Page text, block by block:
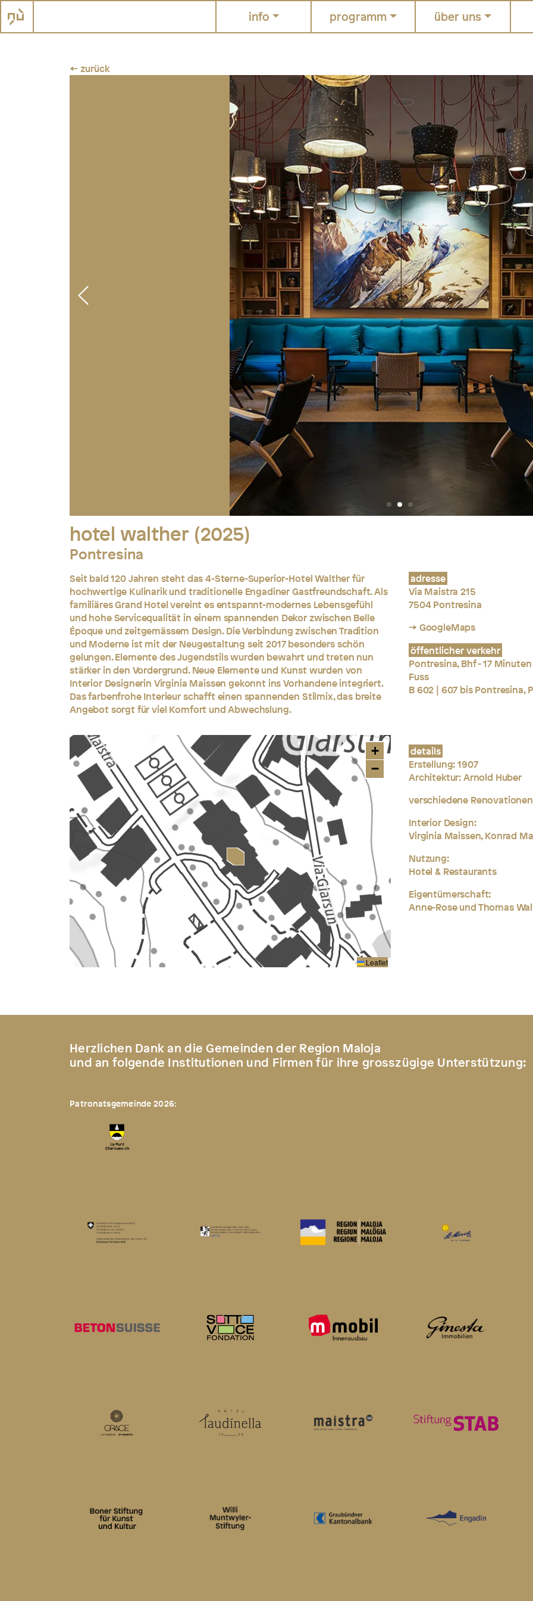
info programm über uns
← zurück
hotel walther (2025)
Pontresina
Seit bald 120 Jahren steht das 4-Sterne-Superior-Hotel Walther für
hochwertige Kulinarik und traditionelle Engadiner Gastfreundschaft. Als
familiäres Grand Hotel vereint es entspannt-modernes Lebensgefühl
und hohe Servicequalität in einem spannenden Dekor zwischen Belle
Époque und zeitgemässem Design. Die Verbindung zwischen Tradition
und Moderne ist mit der Neugestaltung seit 2017 besonders schön
gelungen. Elemente des Jugendstils wurden bewahrt und treten nun
stärker in den Vordergrund. Neue Elemente und Kunst wurden von
Interior Designerin Virginia Maissen gekonnt ins Vorhandene integriert.
Das farbenfrohe Interieur schafft einen spannenden Stilmix, das breite
Angebot sorgt für viel Komfort und Abwechslung.
adresse
Via Maistra 215
7504 Pontresina
→ GoogleMaps
öffentlicher verkehr
Pontresina, Bhf - 17
Fuss
B 602 | 607 bis Pontresina,
details
Erstellung: 1907
Architektur: Arnold Huber
verschiedene
Interior Design:
Virginia Maissen, Konrad
Nutzung:
Hotel & Restaurants
Eigentümerschaft:
Anne-Rose und Thomas
+
−
Leaflet
Herzlichen Dank an die Gemeinden der Region Maloja
und an folgende Institutionen und Firmen für ihre grosszügige Unterstützung:
Patronatsgemeinde 2026: